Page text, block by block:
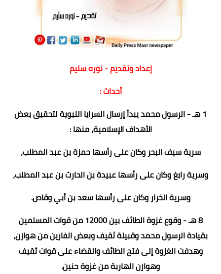
إعداد وتقديم - نوره سليم
أحداث :
1 هـ - الرسول محمد يبدأ إرسال السرايا النبوية لتحقيق بعض
الأهداف الإسلامية، منها :
سرية سيف البحر وكان على رأسها حمزة بن عبد المطلب،
وسرية رابغ وكان على رأسها عبيدة بن الحارث بن عبد المطلب،
وسرية الخرار وكان على رأسها سعد بن أبي وقاص.
8 هـ - وقوع غزوة الطائف بين 12000 من قوات المسلمين
بقيادة الرسول محمد وقبيلة ثقيف وبعض الفارين من هوازن،
وهدفت الغزوة إلى فتح الطائف والقضاء على قوات ثقيف
وهوازن الهاربة من غزوة حنين.